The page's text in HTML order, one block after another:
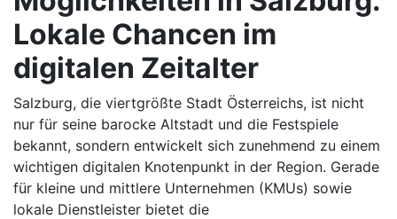
Lokale Chancen im
digitalen Zeitalter
Salzburg, die viertgrößte Stadt Österreichs, ist nicht
nur für seine barocke Altstadt und die Festspiele
bekannt, sondern entwickelt sich zunehmend zu einem
wichtigen digitalen Knotenpunkt in der Region. Gerade
für kleine und mittlere Unternehmen (KMUs) sowie
lokale Dienstleister bietet die